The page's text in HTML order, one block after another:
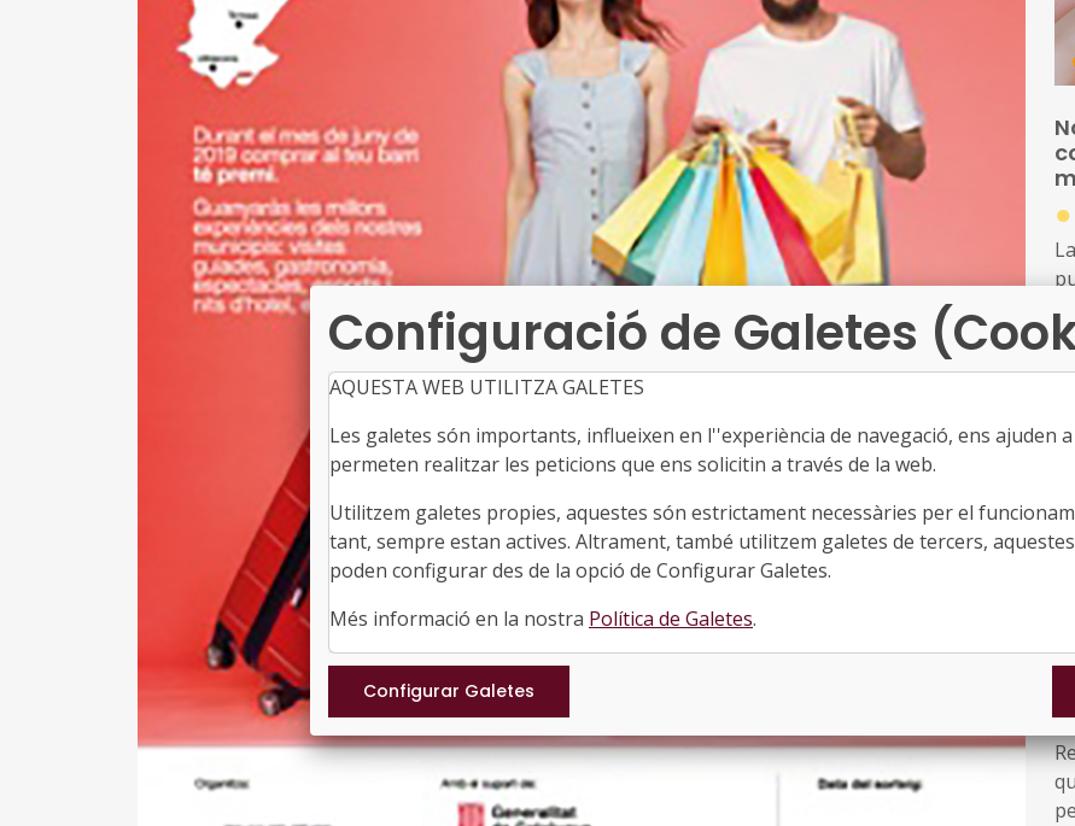
●
●
●
Configuració de Galetes
AQUESTA WEB UTILITZA GALETES
Les galetes són importants, influeixen en l''experiència de navegació, ens ajuden
permeten realitzar les peticions que ens solicitin a través de la web.
Utilitzem galetes propies, aquestes són estrictament necessàries per el
tant, sempre estan actives. Altrament, també utilitzem galetes de tercers,
poden configurar des de la opció de Configurar Galetes.
Més informació en la nostra Política de Galetes.